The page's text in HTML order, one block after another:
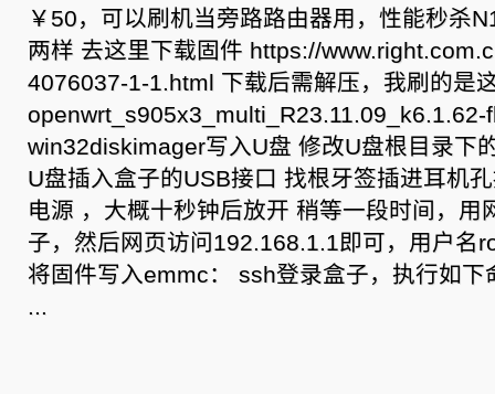
￥50，可以刷机当旁路路由器用，性能秒杀
两样 去这里下载固件 https://
4076037-1-1.html 下载后需解压，我刷的是
openwrt_s905x3_multi_R23.11.09_k6.1.62-
win32diskimager写入U盘 修改U盘根目录下
U盘插入盒子的USB接口 找根牙签插进耳机
电源 ，大概十秒钟后放开 稍等一段时间，用
子，然后网页访问192.168.1.1即可，用户名
将固件写入emmc： ssh登录盒子，执行如
...